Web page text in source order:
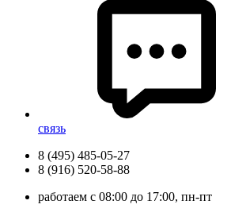
связь
8 (495) 485-05-27
8 (916) 520-58-88
работаем с 08:00 до 17:00, пн-пт